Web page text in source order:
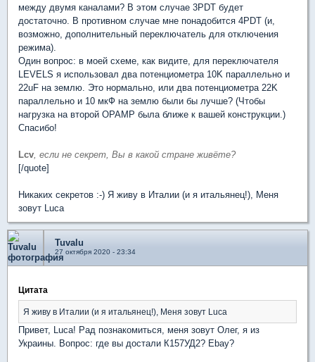
между двумя каналами? В этом случае 3PDT будет
достаточно. В противном случае мне понадобится 4PDT (и,
возможно, дополнительный переключатель для отключения
режима).
Один вопрос: в моей схеме, как видите, для переключателя
LEVELS я использовал два потенциометра 10K параллельно и
22uF на землю. Это нормально, или два потенциометра 22K
параллельно и 10 мкФ на землю были бы лучше? (Чтобы
нагрузка на второй OPAMP была ближе к вашей конструкции.)
Спасибо!
Lcv , если не секрет, Вы в какой стране живёте?
[/quote]
Никаких секретов :-) Я живу в Италии (и я итальянец!), Меня
зовут Luca
Tuvalu
27 октября 2020 - 23:34
Цитата
Я живу в Италии (и я итальянец!), Меня зовут Luca
Привет, Luca! Рад познакомиться, меня зовут Олег, я из
Украины. Вопрос: где вы достали К157УД2? Ebay?